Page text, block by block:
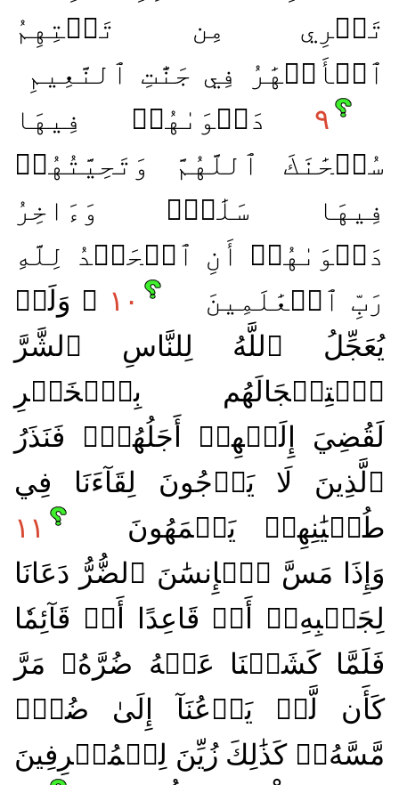
تَجۡرِي مِن تَحۡتِهِمُ
ٱلۡأَنۡهَٰرُ فِي جَنَّٰتِ ٱلنَّعِيمِ
٩ دَعۡوَىٰهُمۡ فِيهَا
سُبۡحَٰنَكَ ٱللَّهُمَّ وَتَحِيَّتُهُمۡ
فِيهَا سَلَٰمٞۚ وَءَاخِرُ
دَعۡوَىٰهُمۡ أَنِ ٱلۡحَمۡدُ لِلَّهِ
رَبِّ ٱلۡعَٰلَمِينَ
١٠ ۞ وَلَوۡ
يُعَجِّلُ ٱللَّهُ لِلنَّاسِ ٱلشَّرَّ
ٱسۡتِعۡجَالَهُم بِٱلۡخَيۡرِ
لَقُضِيَ إِلَيۡهِمۡ أَجَلُهُمۡۖ فَنَذَرُ
ٱلَّذِينَ لَا يَرۡجُونَ لِقَآءَنَا فِي
طُغۡيَٰنِهِمۡ يَعۡمَهُونَ
١١
وَإِذَا مَسَّ ٱلۡإِنسَٰنَ ٱلضُّرُّ دَعَانَا
لِجَنۢبِهِۦٓ أَوۡ قَاعِدًا أَوۡ قَآئِمٗا
فَلَمَّا كَشَفۡنَا عَنۡهُ ضُرَّهُۥ مَرَّ
كَأَن لَّمۡ يَدۡعُنَآ إِلَىٰ ضُرّٖ
مَّسَّهُۥۚ كَذَٰلِكَ زُيِّنَ لِلۡمُسۡرِفِينَ